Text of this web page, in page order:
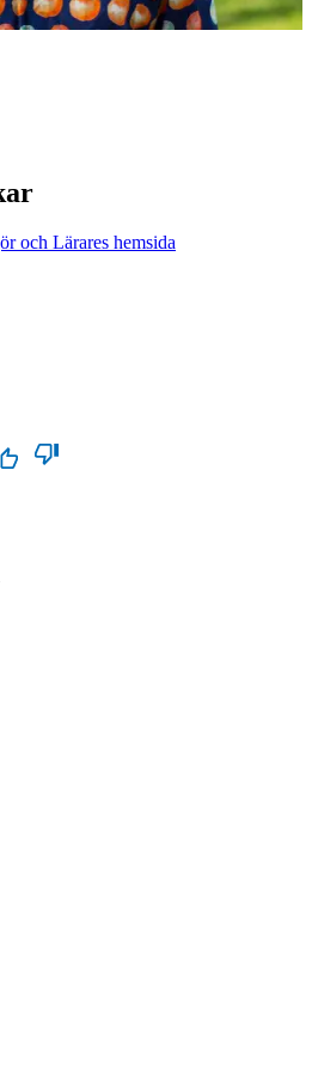
och Lärares hemsida